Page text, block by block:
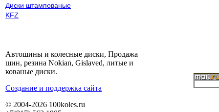
Диски штампованые
KFZ
Автошины и колесные диски, Продажа
шин, резина Nokian, Gislaved, литые и
кованые диски.
Cоздание и поддержка сайта
© 2004-2026 100koles.ru